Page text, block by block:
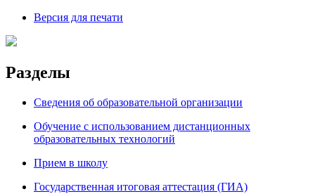
Версия для печати
Разделы
Сведения об образовательной организации
Обучение с использованием дистанционных
образовательных технологий
Прием в школу
Государственная итоговая аттестация (ГИА)